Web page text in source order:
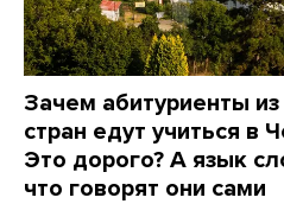
Зачем абитуриенты из
стран едут учиться в
Это дорого? А язык
что говорят они сами